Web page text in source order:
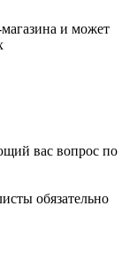
и может
вас вопрос по
обязательно